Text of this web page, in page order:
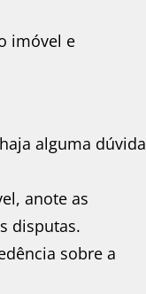
imóvel e
alguma dúvida
anote as
disputas.
sobre a